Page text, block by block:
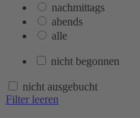
nachmittags
abends
alle
nicht begonnen
nicht ausgebucht
Filter leeren